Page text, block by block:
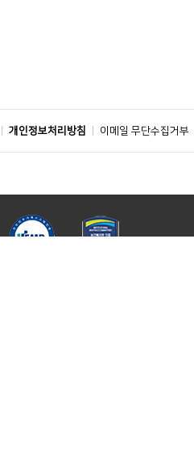
개인정보처리방침 이메일 무단수집거부